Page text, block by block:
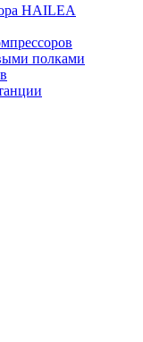
HAILEA
полками